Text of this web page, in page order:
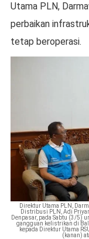
Utama PLN,
perbaikan
tetap beroperasi.
Direktur Utama PLN,
Distribusi PLN, Adi
Denpasar, pada Sabtu (3/5)
gangguan kelistrikan di
kepada Direktur Utama
(kanan)